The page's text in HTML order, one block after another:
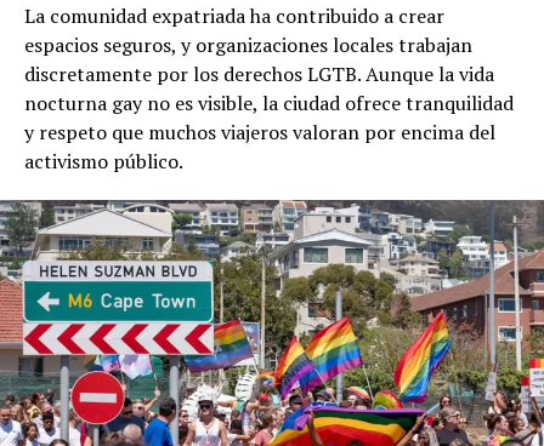
La comunidad expatriada ha contribuido a crear
espacios seguros, y organizaciones locales trabajan
discretamente por los derechos LGTB. Aunque la vida
nocturna gay no es visible, la ciudad ofrece tranquilidad
y respeto que muchos viajeros valoran por encima del
activismo público.